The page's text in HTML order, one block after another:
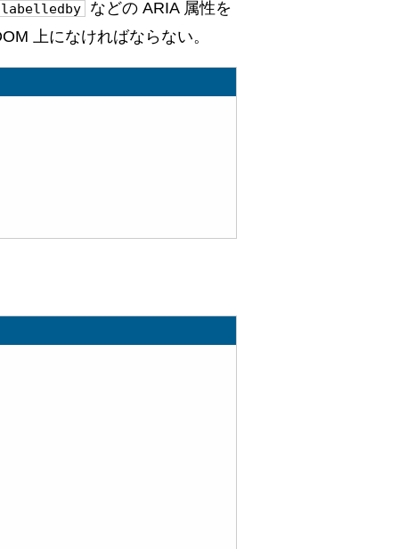
などの ARIA 属性を
上になければならない。